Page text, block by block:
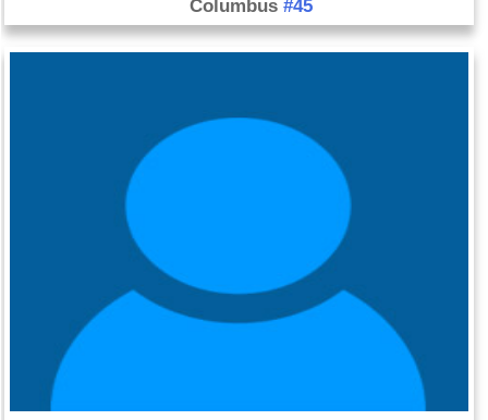
Columbus #45